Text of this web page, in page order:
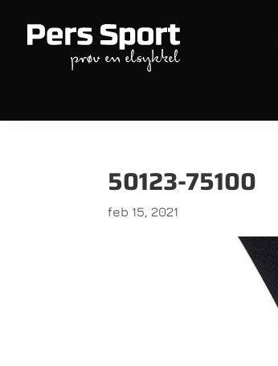
50123-75100
feb 15, 2021